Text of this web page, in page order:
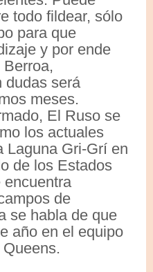
todo fildear, sólo
para que
y por ende
Berroa,
dudas será
meses.
El Ruso se
los actuales
Laguna Gri-Grí en
de los Estados
encuentra
de
se habla de que
año en el equipo